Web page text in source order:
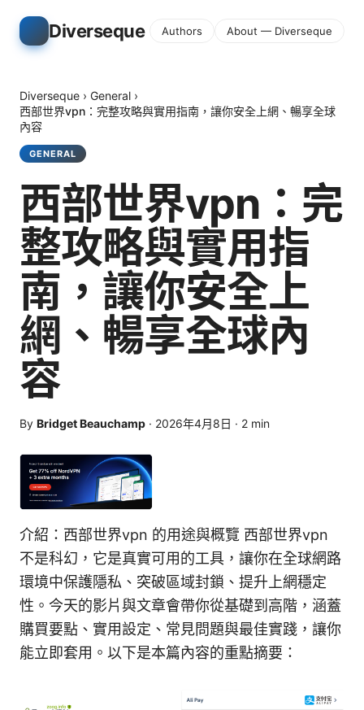
Diverseque Authors About — Diverseque
Diverseque › General ›
西部世界vpn：完整攻略與實用指南，讓你安全上網、暢享全球
內容
GENERAL
西部世界vpn：完
整攻略與實用指
南，讓你安全上
網、暢享全球內
容
By Bridget Beauchamp · 2026年4月8日 · 2 min
介紹：西部世界vpn 的用途與概覽 西部世界vpn
不是科幻，它是真實可用的工具，讓你在全球網路
環境中保護隱私、突破區域封鎖、提升上網穩定
性。今天的影片與文章會帶你從基礎到高階，涵蓋
購買要點、實用設定、常見問題與最佳實踐，讓你
能立即套用。以下是本篇內容的重點摘要：